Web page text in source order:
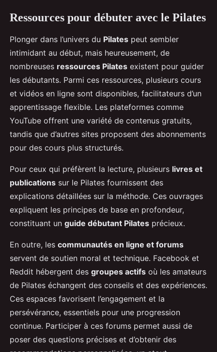
Ressources pour débuter avec le Pilates
Plonger dans l’univers du Pilates peut sembler
intimidant au début, mais heureusement, de
nombreuses ressources Pilates existent pour guider
les débutants. Parmi ces ressources, plusieurs cours
et vidéos en ligne sont disponibles, facilitateurs d’un
apprentissage flexible. Les plateformes comme
YouTube offrent une variété de contenus gratuits,
tandis que d’autres sites proposent des abonnements
pour des cours plus structurés.
Pour ceux qui préfèrent la lecture, plusieurs livres et
publications sur le Pilates fournissent des
explications détaillées sur la méthode. Ces ouvrages
expliquent les principes de base en profondeur,
constituant un guide débutant Pilates précieux.
En outre, les communautés en ligne et forums
servent de soutien moral et technique. Facebook et
Reddit hébergent des groupes actifs où les amateurs
de Pilates échangent des conseils et des expériences.
Ces espaces favorisent l’engagement et la
persévérance, essentiels pour une progression
continue. Participer à ces forums permet aussi de
poser des questions précises et d’obtenir des